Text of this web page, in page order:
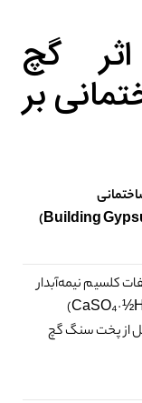
گچ
بر
کلسیم نیمه‌آبدار
(CaSO₄·½H₂O)
از پخت سنگ گچ